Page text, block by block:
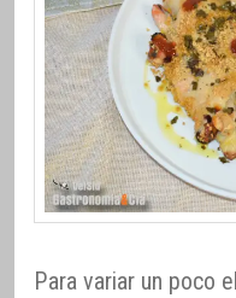
Para variar un poco